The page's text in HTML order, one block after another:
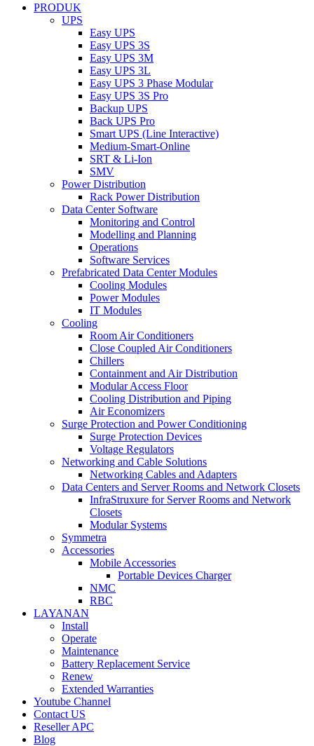
PRODUK
UPS
Easy UPS
Easy UPS 3S
Easy UPS 3M
Easy UPS 3L
Easy UPS 3 Phase Modular
Easy UPS 3S Pro
Backup UPS
Back UPS Pro
Smart UPS (Line Interactive)
Medium-Smart-Online
SRT & Li-Ion
SMV
Power Distribution
Rack Power Distribution
Data Center Software
Monitoring and Control
Modelling and Planning
Operations
Software Services
Prefabricated Data Center Modules
Cooling Modules
Power Modules
IT Modules
Cooling
Room Air Conditioners
Close Coupled Air Conditioners
Chillers
Containment and Air Distribution
Modular Access Floor
Cooling Distribution and Piping
Air Economizers
Surge Protection and Power Conditioning
Surge Protection Devices
Voltage Regulators
Networking and Cable Solutions
Networking Cables and Adapters
Data Centers and Server Rooms and Network Closets
InfraStruxure for Server Rooms and Network
Closets
Modular Systems
Symmetra
Accessories
Mobile Accessories
Portable Devices Charger
NMC
RBC
LAYANAN
Install
Operate
Maintenance
Battery Replacement Service
Renew
Extended Warranties
Youtube Channel
Contact US
Reseller APC
Blog